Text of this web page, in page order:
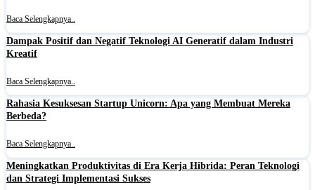
Baca Selengkapnya..
Dampak Positif dan Negatif Teknologi AI Generatif dalam Industri
Kreatif
Baca Selengkapnya..
Rahasia Kesuksesan Startup Unicorn: Apa yang Membuat Mereka
Berbeda?
Baca Selengkapnya..
Meningkatkan Produktivitas di Era Kerja Hibrida: Peran Teknologi
dan Strategi Implementasi Sukses